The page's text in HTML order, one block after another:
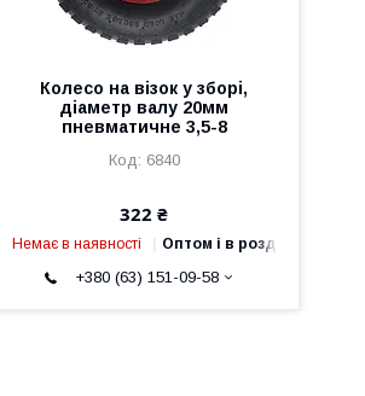
Колесо на візок у зборі,
діаметр валу 20мм
пневматичне 3,5-8
6840
322 ₴
Немає в наявності Оптом і в роздріб
+380 (63) 151-09-58